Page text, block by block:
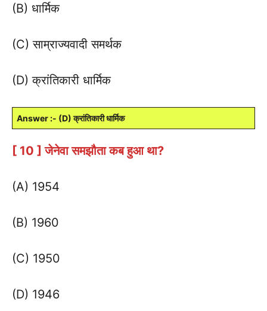
(B) धार्मिक
(C) साम्राज्यवादी समर्थक
(D) क्रांतिकारी धार्मिक
Answer :- (D) क्रांतिकारी धार्मिक
[ 10 ] जेनेवा समझौता कब हुआ था?
(A) 1954
(B) 1960
(C) 1950
(D) 1946